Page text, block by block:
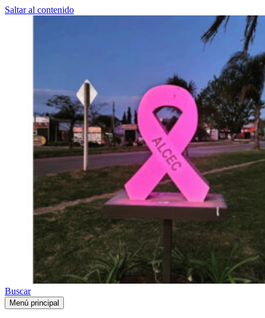
Saltar al contenido
Buscar
Menú principal